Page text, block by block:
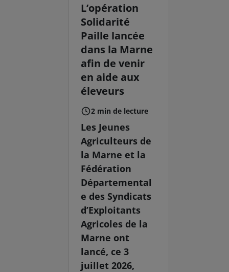
L’opération
Solidarité
Paille lancée
dans la Marne
afin de venir
en aide aux
éleveurs
2 min de lecture
Les Jeunes
Agriculteurs de
la Marne et la
Fédération
Départemental
e des Syndicats
d’Exploitants
Agricoles de la
Marne ont
lancé, ce 3
juillet 2026,